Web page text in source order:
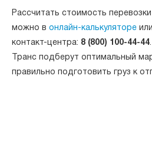
Рассчитать стоимость
можно в онлайн-калькуляторе
контакт-центра: 8 (800) 100-44-44
Транс подберут оптимальный
правильно подготовить груз к